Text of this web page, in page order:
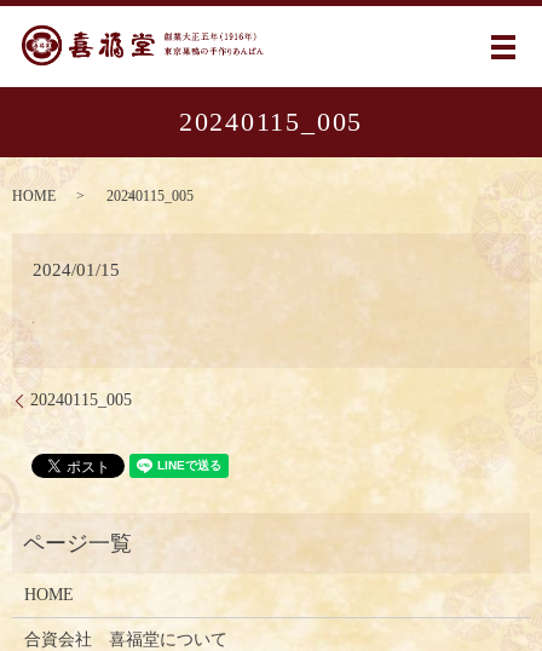
メ
20240115_005
HOME 20240115_005
2024/01/15
20240115_005
HOME
合資会社 喜福堂について